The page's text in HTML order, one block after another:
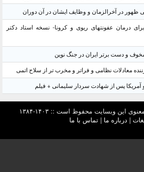
در آخرالزمان و وظایف ایشان در آن دوران
درمان عفونتهای ریوی و کرونا- نسخه استاد دکتر
و دست برتر ایران در جنگ نوین
معادلات نظامی و فراتر و مخرب تر از سلاح اتمی
آمریکا پس از شهادت سردار سلیمانی + فیلم
این وبسایت محفوظ است :: ۱۴۰۳-۱۳۸۴
| درباره ما |تماس با ما